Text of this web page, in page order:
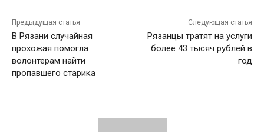
Предыдущая статья
В Рязани случайная
прохожая помогла
волонтерам найти
пропавшего старика
Следующая статья
Рязанцы тратят на услуги
более 43 тысяч рублей в
год